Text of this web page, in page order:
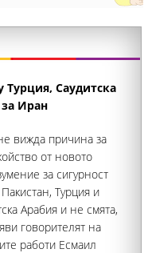
Турция, Саудитска
Иран
вижда причина за
от новото
за сигурност
Турция и
Арабия и не смята,
говорителят на
работи Есмаил